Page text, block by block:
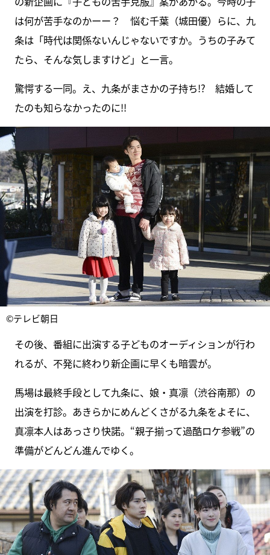
は何が苦手なのかーー？ 悩む千葉（城田優）らに、九
条は「時代は関係ないんじゃないですか。うちの子みて
たら、そんな気しますけど」と一言。
驚愕する一同。え、九条がまさかの子持ち!? 結婚して
たのも知らなかったのに!!
©テレビ朝日
その後、番組に出演する子どものオーディションが行わ
れるが、不発に終わり新企画に早くも暗雲が。
馬場は最終手段として九条に、娘・真凛（渋谷南那）の
出演を打診。あきらかにめんどくさがる九条をよそに、
真凛本人はあっさり快諾。“親子揃って過酷ロケ参戦”の
準備がどんどん進んでゆく。